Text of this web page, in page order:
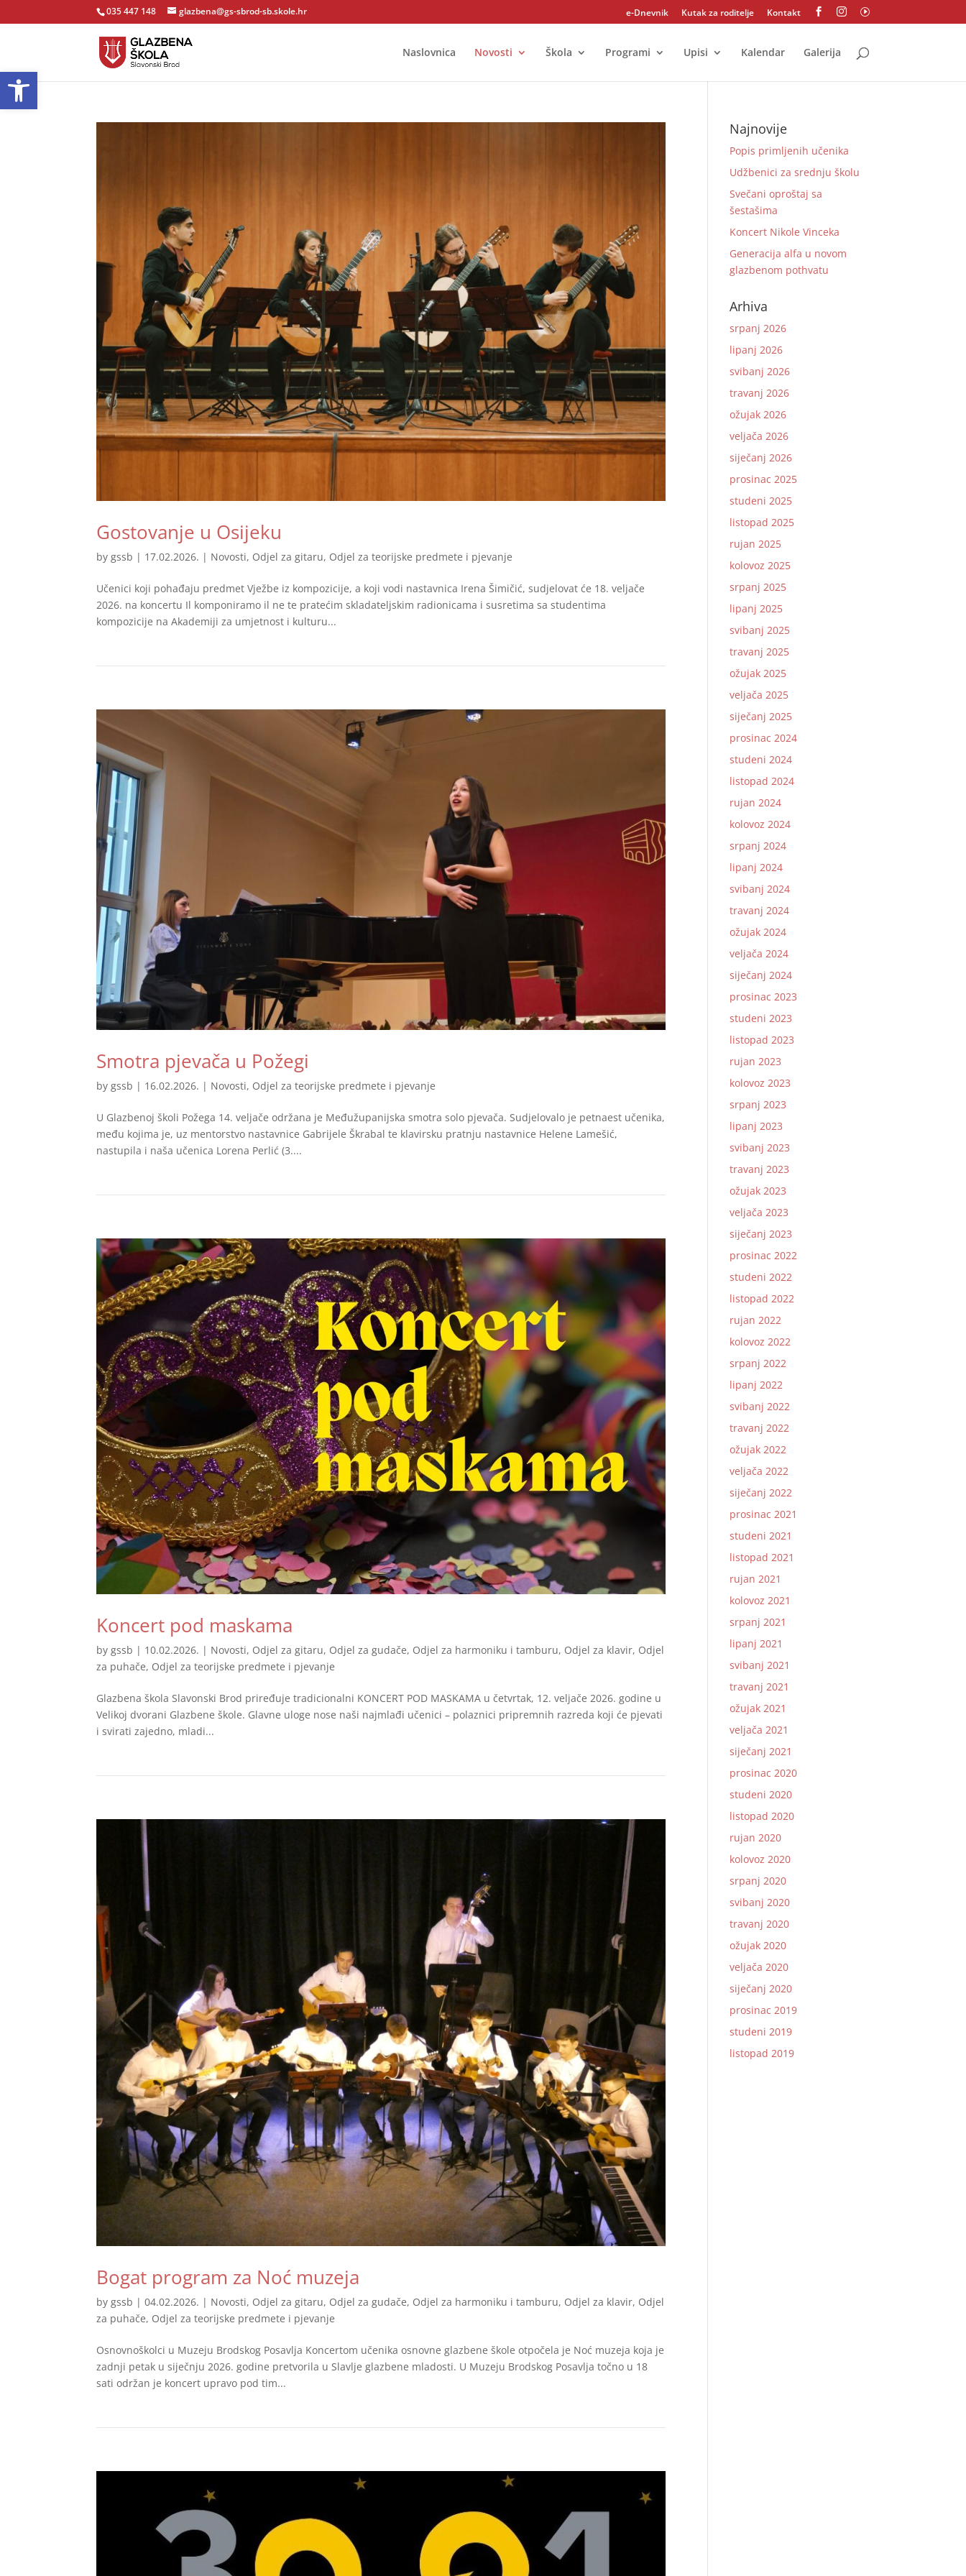
Open toolbar
035 447 148 glazbena@gs-sbrod-sb.skole.hr e-Dnevnik Kutak za roditelje Kontakt   I
Naslovnica Novosti Škola Programi Upisi Kalendar Galerija
Gostovanje u Osijeku
bygssb | 17.02.2026. | Novosti, Odjel za gitaru, Odjel za teorijske predmete i pjevanje
Učenici koji pohađaju predmet Vježbe iz kompozicije, a koji vodi nastavnica Irena Šimičić, sudjelovat će 18. veljače
2026. na koncertu Il komponiramo il ne te pratećim skladateljskim radionicama i susretima sa studentima
kompozicije na Akademiji za umjetnost i kulturu...
Smotra pjevača u Požegi
bygssb | 16.02.2026. | Novosti, Odjel za teorijske predmete i pjevanje
U Glazbenoj školi Požega 14. veljače održana je Međužupanijska smotra solo pjevača. Sudjelovalo je petnaest učenika,
među kojima je, uz mentorstvo nastavnice Gabrijele Škrabal te klavirsku pratnju nastavnice Helene Lamešić,
nastupila i naša učenica Lorena Perlić (3....
Koncert pod maskama
bygssb | 10.02.2026. | Novosti, Odjel za gitaru, Odjel za gudače, Odjel za harmoniku i tamburu, Odjel za klavir, Odjel
za puhače, Odjel za teorijske predmete i pjevanje
Glazbena škola Slavonski Brod priređuje tradicionalni KONCERT POD MASKAMA u četvrtak, 12. veljače 2026. godine u
Velikoj dvorani Glazbene škole. Glavne uloge nose naši najmlađi učenici – polaznici pripremnih razreda koji će pjevati
i svirati zajedno, mladi...
Bogat program za Noć muzeja
bygssb |04.02.2026. | Novosti, Odjel za gitaru, Odjel za gudače, Odjel za harmoniku i tamburu, Odjel za klavir, Odjel
za puhače, Odjel za teorijske predmete i pjevanje
Osnovnoškolci u Muzeju Brodskog Posavlja Koncertom učenika osnovne glazbene škole otpočela je Noć muzeja koja je
zadnji petak u siječnju 2026. godine pretvorila u Slavlje glazbene mladosti. U Muzeju Brodskog Posavlja točno u 18
sati održan je koncert upravo pod tim...
Najnovije
Popis primljenih učenika
Udžbenici za srednju školu
Svečani oproštaj sa
šestašima
Koncert Nikole Vinceka
Generacija alfa u novom
glazbenom pothvatu
Arhiva
srpanj 2026
lipanj 2026
svibanj 2026
travanj 2026
ožujak 2026
veljača 2026
siječanj 2026
prosinac 2025
studeni 2025
listopad 2025
rujan 2025
kolovoz 2025
srpanj 2025
lipanj 2025
svibanj 2025
travanj 2025
ožujak 2025
veljača 2025
siječanj 2025
prosinac 2024
studeni 2024
listopad 2024
rujan 2024
kolovoz 2024
srpanj 2024
lipanj 2024
svibanj 2024
travanj 2024
ožujak 2024
veljača 2024
siječanj 2024
prosinac 2023
studeni 2023
listopad 2023
rujan 2023
kolovoz 2023
srpanj 2023
lipanj 2023
svibanj 2023
travanj 2023
ožujak 2023
veljača 2023
siječanj 2023
prosinac 2022
studeni 2022
listopad 2022
rujan 2022
kolovoz 2022
srpanj 2022
lipanj 2022
svibanj 2022
travanj 2022
ožujak 2022
veljača 2022
siječanj 2022
prosinac 2021
studeni 2021
listopad 2021
rujan 2021
kolovoz 2021
srpanj 2021
lipanj 2021
svibanj 2021
travanj 2021
ožujak 2021
veljača 2021
siječanj 2021
prosinac 2020
studeni 2020
listopad 2020
rujan 2020
kolovoz 2020
srpanj 2020
svibanj 2020
travanj 2020
ožujak 2020
veljača 2020
siječanj 2020
prosinac 2019
studeni 2019
listopad 2019